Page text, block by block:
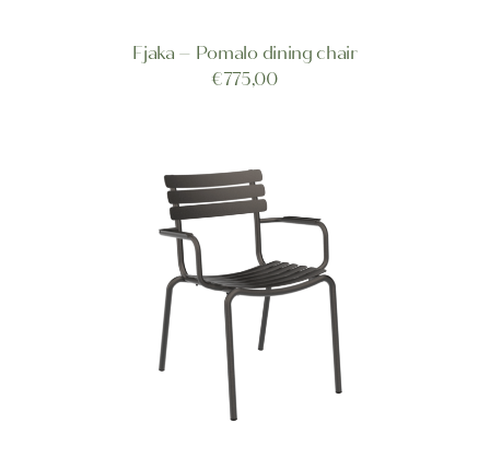
TOEVOEGEN AAN WINKELWAGEN
Fjaka – Pomalo dining chair
€775,00